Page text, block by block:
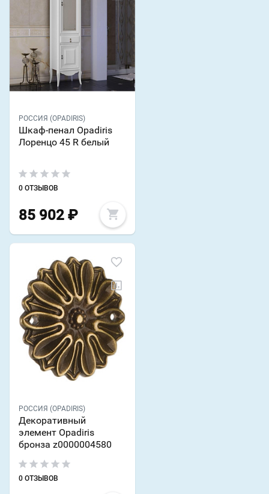
РОССИЯ (OPADIRIS)
Шкаф-пенал Opadiris
Лоренцо 45 R белый
0 ОТЗЫВОВ
85 902 ₽
РОССИЯ (OPADIRIS)
Декоративный
элемент Opadiris
бронза z0000004580
0 ОТЗЫВОВ